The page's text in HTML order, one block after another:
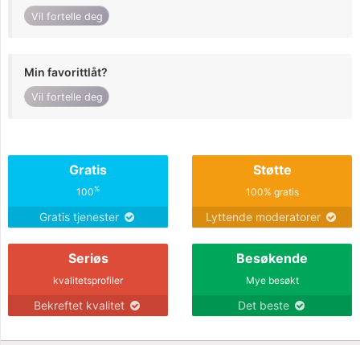
Vil fortelle deg
Min favorittlåt?
Vil fortelle deg
Gratis
100%
Gratis tjenester
Støtte
100% gratis
Lyttende moderatorer
Seriøs
kvalitetsprofiler
Bekreftet kvalitet
Besøkende
Mye besøkt
Det beste